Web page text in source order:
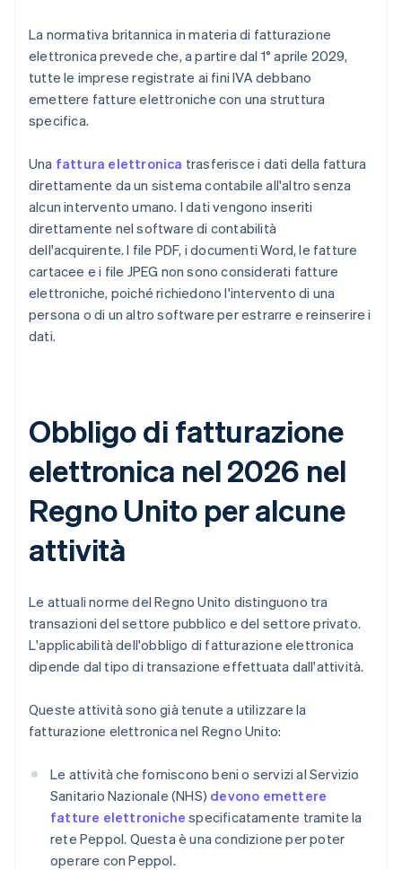
La normativa britannica in materia di fatturazione
elettronica prevede che, a partire dal 1° aprile 2029,
tutte le imprese registrate ai fini IVA debbano
emettere fatture elettroniche con una struttura
specifica.
Una fattura elettronica trasferisce i dati della fattura
direttamente da un sistema contabile all'altro senza
alcun intervento umano. I dati vengono inseriti
direttamente nel software di contabilità
dell'acquirente. I file PDF, i documenti Word, le fatture
cartacee e i file JPEG non sono considerati fatture
elettroniche, poiché richiedono l'intervento di una
persona o di un altro software per estrarre e reinserire i
dati.
Obbligo di fatturazione
elettronica nel 2026 nel
Regno Unito per alcune
attività
Le attuali norme del Regno Unito distinguono tra
transazioni del settore pubblico e del settore privato.
L'applicabilità dell'obbligo di fatturazione elettronica
dipende dal tipo di transazione effettuata dall'attività.
Queste attività sono già tenute a utilizzare la
fatturazione elettronica nel Regno Unito:
Le attività che forniscono beni o servizi al Servizio
Sanitario Nazionale (NHS) devono emettere
fatture elettroniche specificatamente tramite la
rete Peppol. Questa è una condizione per poter
operare con Peppol.